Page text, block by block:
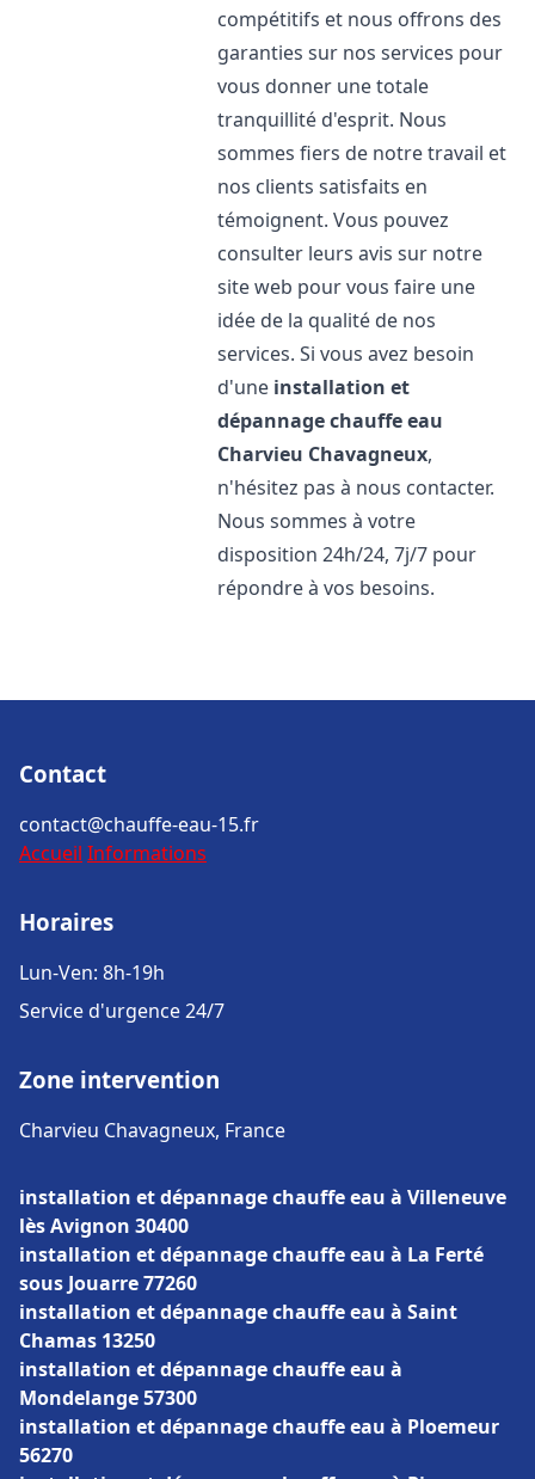
compétitifs et nous offrons des
garanties sur nos services pour
vous donner une totale
tranquillité d'esprit. Nous
sommes fiers de notre travail et
nos clients satisfaits en
témoignent. Vous pouvez
consulter leurs avis sur notre
site web pour vous faire une
idée de la qualité de nos
services. Si vous avez besoin
d'une installation et
dépannage chauffe eau
Charvieu Chavagneux,
n'hésitez pas à nous contacter.
Nous sommes à votre
disposition 24h/24, 7j/7 pour
répondre à vos besoins.
Contact
contact@chauffe-eau-15.fr
Accueil Informations
Horaires
Lun-Ven: 8h-19h
Service d'urgence 24/7
Zone intervention
Charvieu Chavagneux, France
installation et dépannage chauffe eau à Villeneuve
lès Avignon 30400
installation et dépannage chauffe eau à La Ferté
sous Jouarre 77260
installation et dépannage chauffe eau à Saint
Chamas 13250
installation et dépannage chauffe eau à
Mondelange 57300
installation et dépannage chauffe eau à Ploemeur
56270